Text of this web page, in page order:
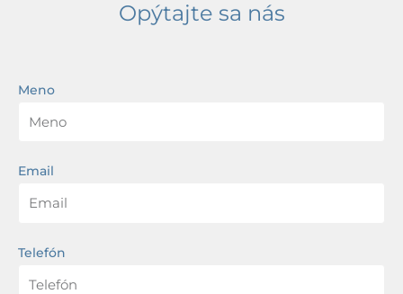
Opýtajte sa nás
Meno
Email
Telefón